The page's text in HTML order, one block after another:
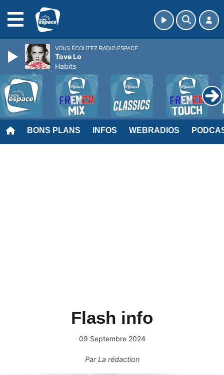
BONS PLANS INFOS WEBRADIOS
Flash info
09 Septembre 2024
ParLa rédaction
VOUS ÉCOUTEZ RADIO ESPACE
Tove Lo
Habits